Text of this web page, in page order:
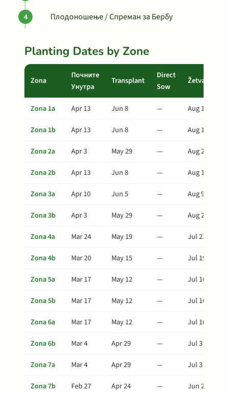
Плодоношење / Спреман за Бербу
Planting Dates by Zone
Zona
Почните
Унутра
Transplant
Direct
Sow
Žetva
Zona 1a Apr 13 Jun 8 —
Aug 12
Zona 1b
Apr 13 Jun 8 —
Aug 12
Zona 2a
Apr 3 May 29 —
Aug 2
Zona 2b
Apr 13 Jun 8 —
Aug 12
Zona 3a
Apr 10 Jun 5 —
Aug 9
Zona 3b
Apr 3 May 29 —
Aug 2
Zona 4a
Mar 24 May 19 —
Jul 23
Zona 4b
Mar 20 May 15 —
Jul 19
Zona 5a
Mar 17 May 12 —
Jul 16
Zona 5b
Mar 17 May 12 —
Jul 16
Zona 6a
Mar 17 May 12 —
Jul 16
Zona 6b
Mar 4 Apr 29 —
Jul 3
Zona 7a
Mar 4 Apr 29 —
Jul 3
Zona 7b
Feb 27 Apr 24 —
Jun 28